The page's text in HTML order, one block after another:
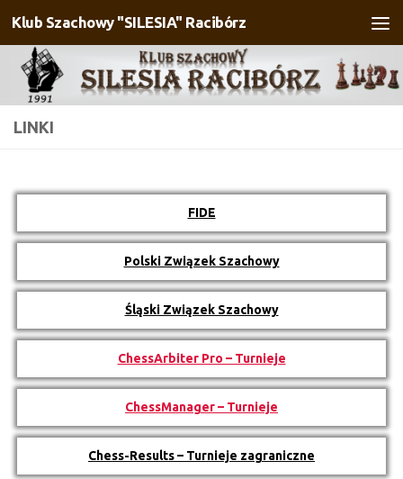
Przejdź do treści
Klub Szachowy "SILESIA" Racibórz
LINKI
FIDE
Polski Związek Szachowy
Śląski Związek Szachowy
ChessArbiter Pro – Turnieje
ChessManager – Turnieje
Chess-Results – Turnieje zagraniczne